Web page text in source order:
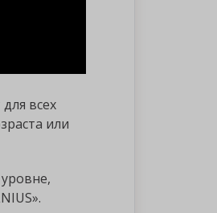
всех
или